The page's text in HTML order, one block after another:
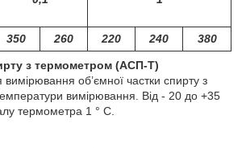
350 260 220 240 380
з термометром (АСП-Т)
вимірювання об’ємної частки спирту з
вимірювання. Від - 20 до +35
термометра 1 ° C.